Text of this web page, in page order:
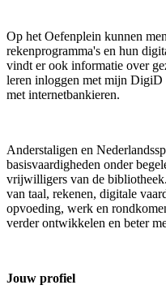
Op het Oefenplein kunnen
rekenprogramma's en hun
vindt er ook informatie over
leren inloggen met mijn DigiD
met internetbankieren.
Anderstaligen en
basisvaardigheden onder
vrijwilligers van de
van taal, rekenen, digitale
opvoeding, werk en
verder ontwikkelen en beter
Jouw profiel